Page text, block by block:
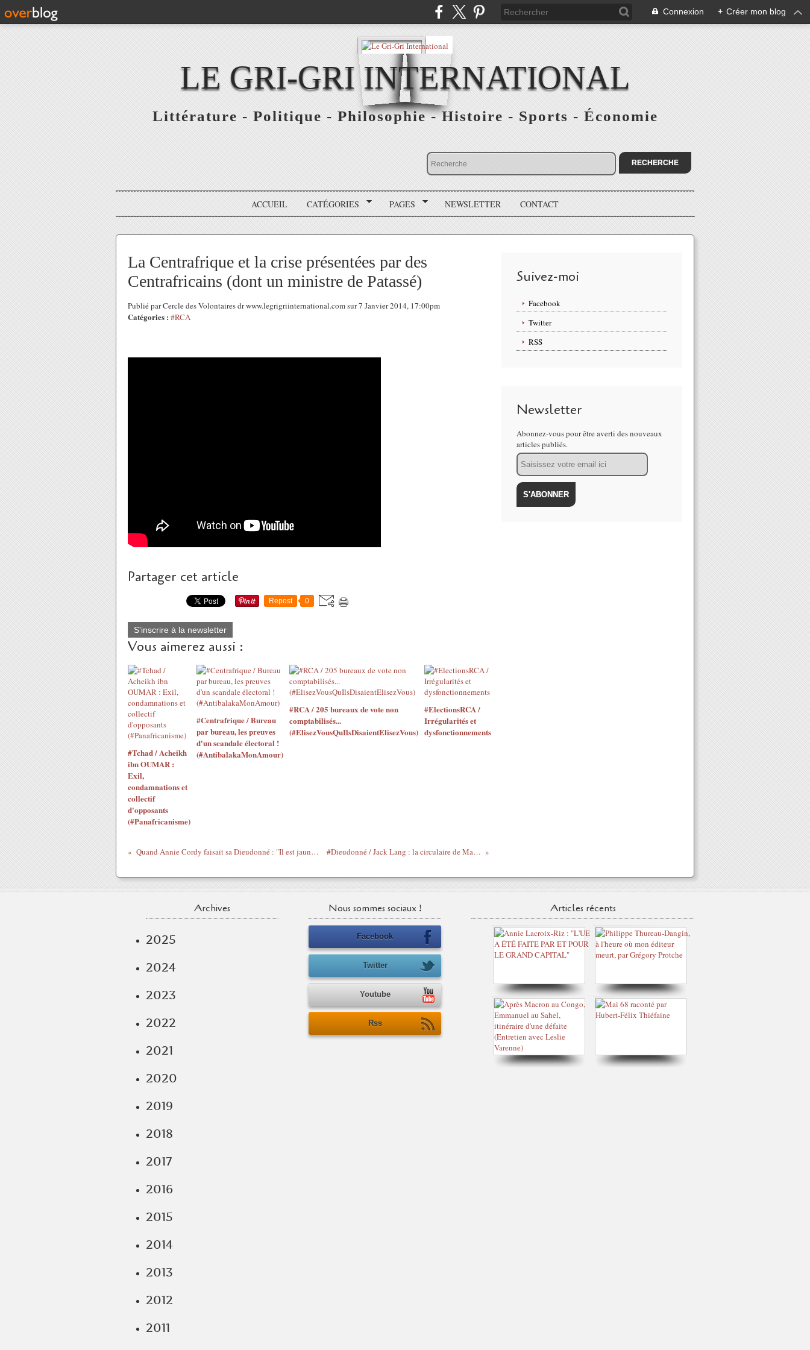
Connexion + Créer mon blog
LE GRI-GRI INTERNATIONAL
Littérature - Politique - Philosophie - Histoire - Sports - Économie
ACCUEIL CATÉGORIES PAGES NEWSLETTER CONTACT
La Centrafrique et la crise présentées par des
Centrafricains (dont un ministre de Patassé)
Publié par Cercle des Volontaires dr www.legrigriinternational.com sur 7 Janvier 2014, 17:00pm
Catégories : #RCA
Partager cet article
Repost 0
S'inscrire à la newsletter
Vous aimerez aussi :
#Tchad / Acheikh
ibn OUMAR :
Exil,
condamnations et
collectif
d'opposants
(#Panafricanisme)
#Centrafrique / Bureau
par bureau, les preuves
d'un scandale électoral !
(#AntibalakaMonAmour)
#RCA / 205 bureaux de vote non
comptabilisés...
(#ElisezVousQuIlsDisaientElisezVous)
#ElectionsRCA /
Irrégularités et
dysfonctionnements
Quand Annie Cordy faisait sa Dieudonné : "Il est jaune, il a sûrement mal au foie" (Il = Bruce Lee) #Dieudonné / Jack Lang : la circulaire de Manuel Valls n'est pas conforme au Droit
Suivez-moi
Facebook
Twitter
RSS
Newsletter
Abonnez-vous pour être averti des nouveaux
articles publiés.
Email
Archives
2025
2024
2023
2022
2021
2020
2019
2018
2017
2016
2015
2014
2013
2012
2011
Nous sommes sociaux !
Facebook
Twitter
Youtube
Rss
Articles récents